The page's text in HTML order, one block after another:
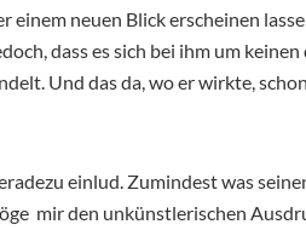
einem neuen Blick erscheinen
dass es sich bei ihm um
Und das da, wo er wirkte,
einlud. Zumindest was
mir den unkünstlerischen